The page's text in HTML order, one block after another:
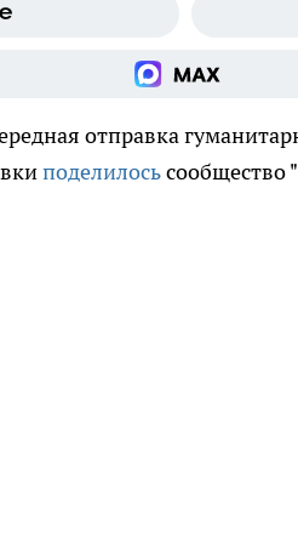
отправка
поделилосьсообщество